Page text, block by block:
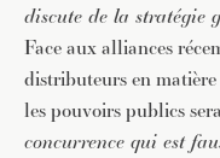
discute de la stratégie
Face aux alliances
distributeurs en
les pouvoirs publics
concurrence qui est